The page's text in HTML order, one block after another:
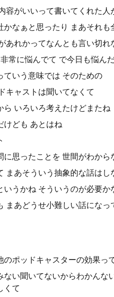
容がいいって書いてくれた人
かなぁと思ったり まあそれも
あれかってなんとも言い切れ
常に悩んでて で今日も悩ん
ていう意味では そのための
キャストは聞いてなくて
ら いろいろ考えたけどまたね
けども あとはね
に思ったことを 世間がわから
まあそういう抽象的な話はし
いうかね そういうのが必要か
まあどうせ小難しい話になっ
ポッドキャスターの効果っ
ない聞いてないからわかん
くて